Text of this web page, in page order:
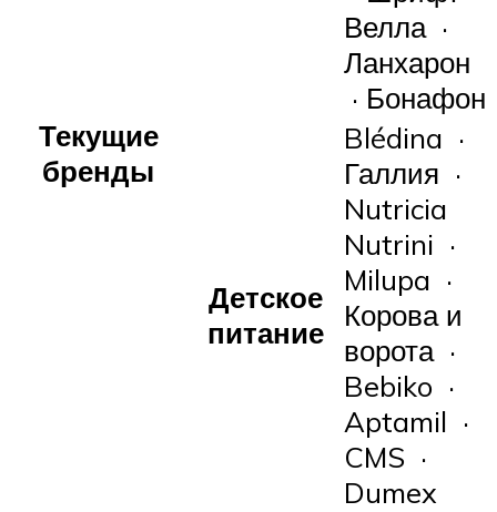
Текущие
бренды
Велла ·
Ланхарон
· Бонафон
Детское
питание
Blédina ·
Галлия ·
Nutricia
Nutrini ·
Milupa ·
Корова и
ворота ·
Bebiko ·
Aptamil ·
CMS ·
Dumex